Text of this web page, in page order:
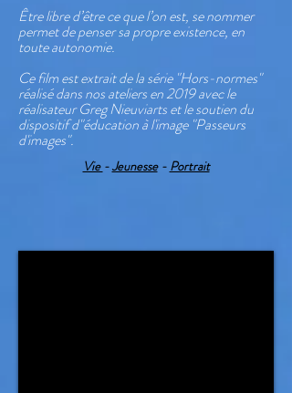
Être libre d’être ce que l’on est, se nommer
permet de penser sa propre existence, en
toute autonomie.
Ce film est extrait de la série "Hors-normes"
réalisé dans nos ateliers en 2019 avec le
réalisateur Greg Nieuviarts et le soutien du
dispositif d"éducation à l'image "Passeurs
d'images".
Vie -Jeunesse- Portrait